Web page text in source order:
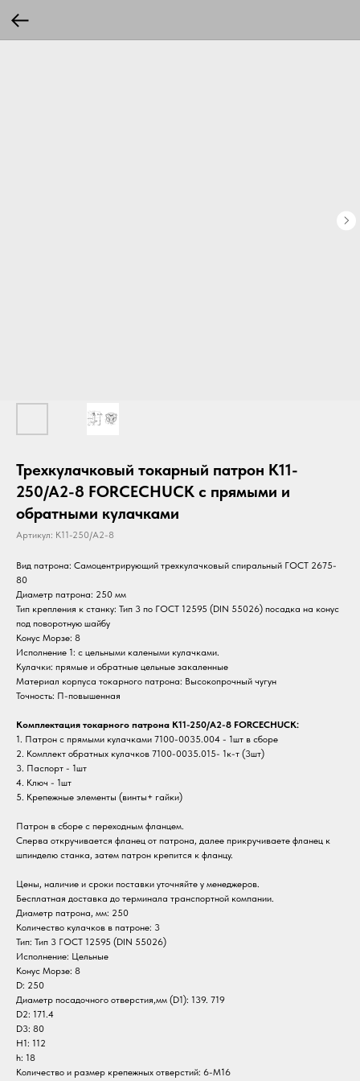
Трехкулачковый токарный патрон K11-
250/A2-8 FORCECHUCK с прямыми и
обратными кулачками
Артикул: K11-250/A2-8
Вид патрона: Самоцентрирующий трехкулачковый спиральный ГОСТ 2675-
80
Диаметр патрона: 250 мм
Тип крепления к станку: Тип 3 по ГОСТ 12595 (DIN 55026) посадка на конус
под поворотную шайбу
Конус Морзе: 8
Исполнение 1: с цельными калеными кулачками.
Кулачки: прямые и обратные цельные закаленные
Материал корпуса токарного патрона: Высокопрочный чугун
Точность: П-повышенная
Комплектация токарного патрона K11-250/A2-8 FORCECHUCK:
1. Патрон с прямыми кулачками 7100-0035.004 - 1шт в сборе
2. Комплект обратных кулачков 7100-0035.015- 1к-т (3шт)
3. Паспорт - 1шт
4. Ключ - 1шт
5. Крепежные элементы (винты+ гайки)
Патрон в сборе с переходным фланцем.
Сперва откручивается фланец от патрона, далее прикручиваете фланец к
шпинделю станка, затем патрон крепится к фланцу.
Цены, наличие и сроки поставки уточняйте у менеджеров.
Бесплатная доставка до терминала транспортной компании.
Диаметр патрона, мм: 250
Количество кулачков в патроне: 3
Тип: Тип 3 ГОСТ 12595 (DIN 55026)
Исполнение: Цельные
Конус Морзе: 8
D: 250
Диаметр посадочного отверстия,мм (D1): 139. 719
D2: 171.4
D3: 80
H1: 112
h: 18
Количество и размер крепежных отверстий: 6-M16